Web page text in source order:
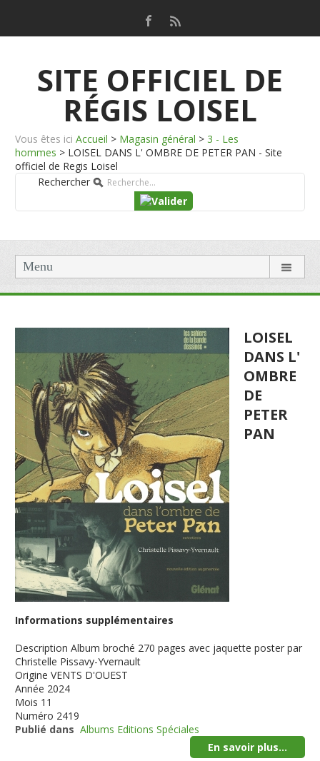
SITE OFFICIEL DE
RÉGIS LOISEL
Vous êtes ici Accueil > Magasin général > 3 - Les
hommes > LOISEL DANS L' OMBRE DE PETER PAN - Site
officiel de Regis Loisel
Rechercher
Menu
LOISEL
DANS L'
OMBRE
DE
PETER
PAN
Informations supplémentaires
Description Album broché 270 pages avec jaquette poster par
Christelle Pissavy-Yvernault
Origine VENTS D'OUEST
Année 2024
Mois 11
Numéro 2419
Publié dans Albums Editions Spéciales
En savoir plus...